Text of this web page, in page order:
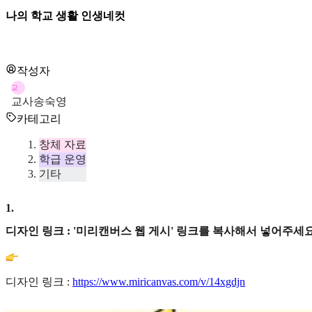
나의 학교 생활 인생네컷
작성자
교
교사송숙영
카테고리
창체 자료
학급 운영
기타
1.
디자인 링크 : '미리캔버스 웹 게시' 링크를 복사해서 넣어주세
디자인 링크 : https://www.miricanvas.com/v/14xgdjn